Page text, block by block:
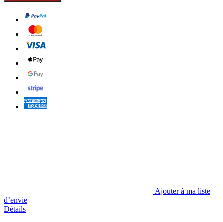
Ajouter à ma liste
d’envie
Détails